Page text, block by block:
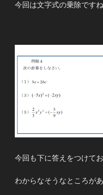
今回は文字式の乗除ですね
今回も下に答えをつけてお
わからなそうなところが